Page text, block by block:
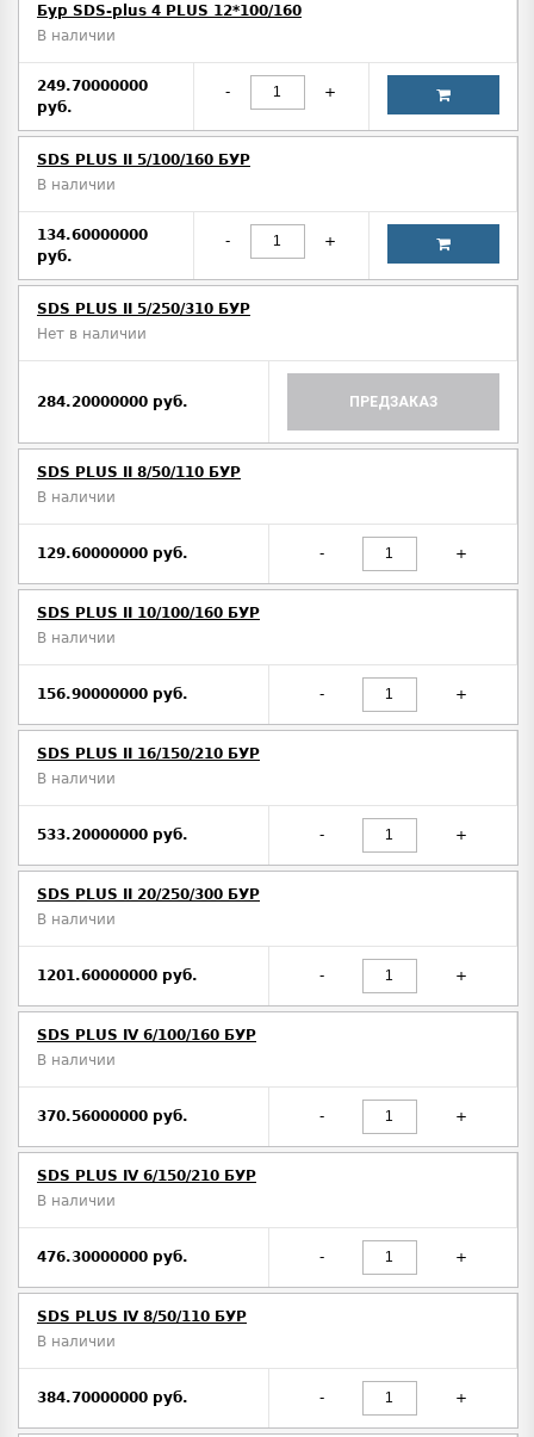
Бур SDS-plus 4 PLUS 12*100/160
В наличии
249.70000000
руб.
- +
SDS PLUS II 5/100/160 БУР
В наличии
134.60000000
руб.
- +
SDS PLUS II 5/250/310 БУР
Нет в наличии
284.20000000 руб. ПРЕДЗАКАЗ
SDS PLUS II 8/50/110 БУР
В наличии
129.60000000 руб. - +
SDS PLUS II 10/100/160 БУР
В наличии
156.90000000 руб. - +
SDS PLUS II 16/150/210 БУР
В наличии
533.20000000 руб. - +
SDS PLUS II 20/250/300 БУР
В наличии
1201.60000000 руб. - +
SDS PLUS IV 6/100/160 БУР
В наличии
370.56000000 руб. - +
SDS PLUS IV 6/150/210 БУР
В наличии
476.30000000 руб. - +
SDS PLUS IV 8/50/110 БУР
В наличии
384.70000000 руб. - +